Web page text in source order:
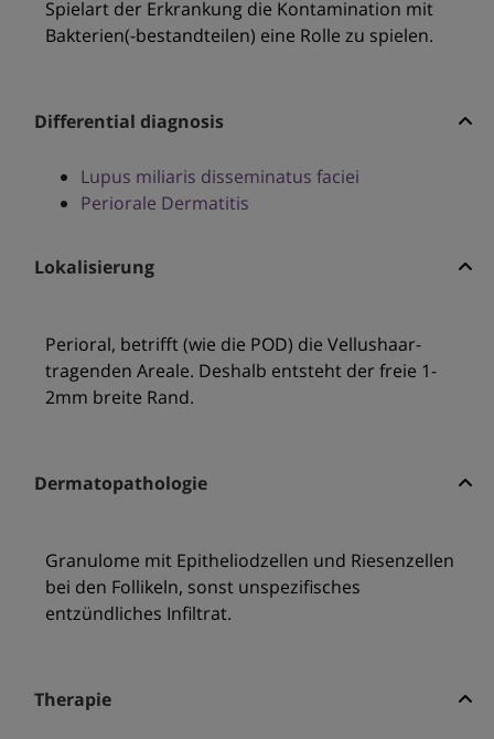
Spielart der Erkrankung die Kontamination mit
Bakterien(-bestandteilen) eine Rolle zu spielen.
Differential diagnosis
Lupus miliaris disseminatus faciei
Periorale Dermatitis
Lokalisierung
Perioral, betrifft (wie die POD) die Vellushaar-
tragenden Areale. Deshalb entsteht der freie 1-
2mm breite Rand.
Dermatopathologie
Granulome mit Epitheliodzellen und Riesenzellen
bei den Follikeln, sonst unspezifisches
entzündliches Infiltrat.
Therapie